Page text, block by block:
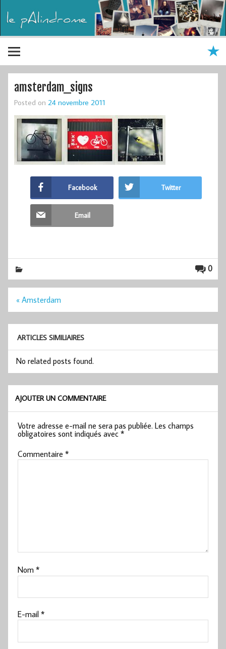
amsterdam_signs
Posted on 24 novembre 2011
Facebook Twitter
Email
0
Navigation
« Amsterdam
ARTICLES SIMILIAIRES
No related posts found.
AJOUTER UN COMMENTAIRE
Votre adresse e-mail ne sera pas publiée. Les champs
obligatoires sont indiqués avec*
Commentaire*
Nom*
E-mail*